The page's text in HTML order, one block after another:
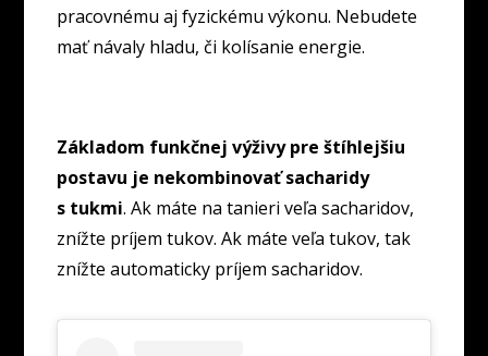
pracovnému aj fyzickému výkonu. Nebudete
mať návaly hladu, či kolísanie energie.
Základom funkčnej výživy pre štíhlejšiu
postavu je nekombinovať sacharidy
s tukmi. Ak máte na tanieri veľa sacharidov,
znížte príjem tukov. Ak máte veľa tukov, tak
znížte automaticky príjem sacharidov.